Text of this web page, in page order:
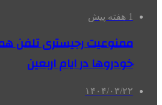
1 هفته پیش
ممنوعیت رجیستری تلفن
خودروها در ایام اربعین
۱۴۰۴/۰۳/۲۲